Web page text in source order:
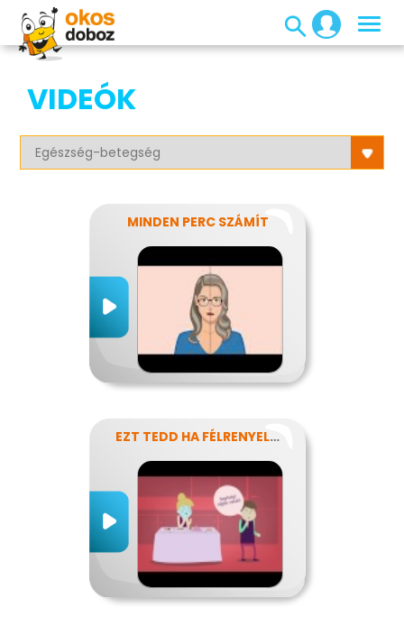
VIDEÓK
MINDEN PERC SZÁMÍT
EZT TEDD HA FÉLRENYELT VALAKI